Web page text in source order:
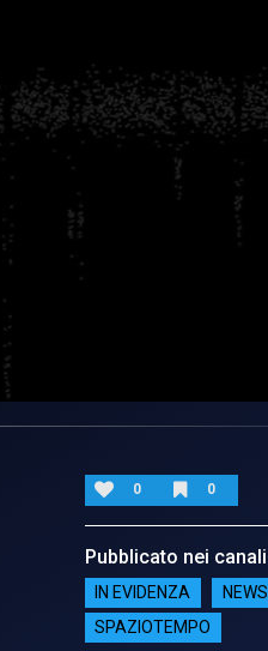
0 0
Pubblicato nei canali
IN EVIDENZA
NEWS
SPAZIOTEMPO